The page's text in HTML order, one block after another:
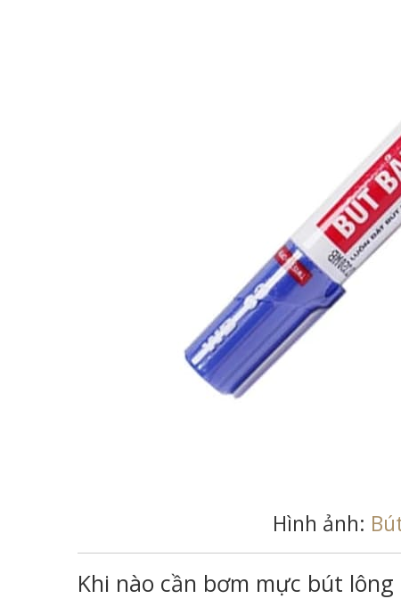
Hình ảnh:
Khi nào cần bơm mực bút lông